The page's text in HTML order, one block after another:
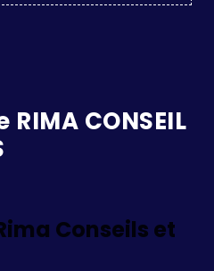
CONSEIL
Conseils et